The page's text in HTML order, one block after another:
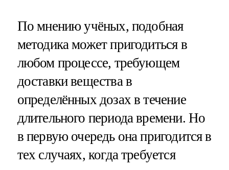
По мнению учёных, подобная
методика может пригодиться в
любом процессе, требующем
доставки вещества в
определённых дозах в течение
длительного периода времени. Но
в первую очередь она пригодится в
тех случаях, когда требуется